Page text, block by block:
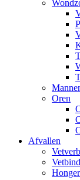
Oren
Afvallen